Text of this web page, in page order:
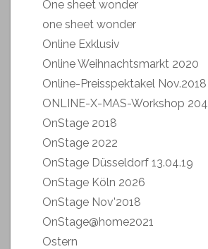
One sheet wonder
one sheet wonder
Online Exklusiv
Online Weihnachtsmarkt 2020
Online-Preisspektakel Nov.2018
ONLINE-X-MAS-Workshop 204
OnStage 2018
OnStage 2022
OnStage Düsseldorf 13.04.19
OnStage Köln 2026
OnStage Nov'2018
OnStage@home2021
Ostern